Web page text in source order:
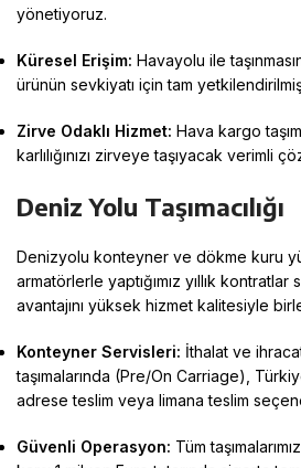
yönetiyoruz.
Küresel Erişim: Havayolu ile
ürünün sevkiyatı için tam
Zirve Odaklı Hizmet: Hava kargo
karlılığınızı zirveye taşıyacak verimli
Deniz Yolu Taşımacılığı
Denizyolu konteyner ve dökme kuru
armatörlerle yaptığımız yıllık
avantajını yüksek hizmet kalitesiyle
Konteyner Servisleri: İthalat ve
taşımalarında (Pre/On Carriage),
adrese teslim veya limana teslim
Güvenli Operasyon: Tüm